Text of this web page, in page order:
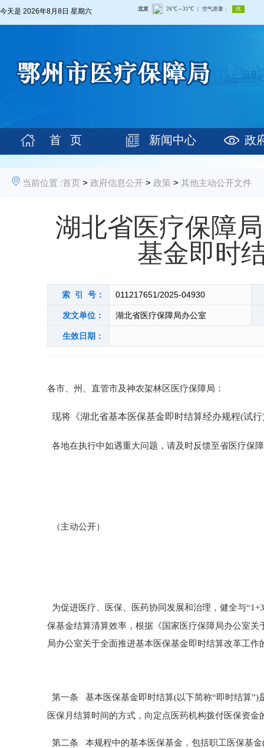
今天是 2026年8月8日 星期六
首 页 新闻中心 政
当前位置 :首页 > 政府信息公开 > 政策 > 其他主动公开文件
湖北省医疗保障
基金即时
索 引 号： 011217651/2025-04930
发文单位： 湖北省医疗保障局办公室
生效日期：
各市、州、直管市及神农架林区医疗保障局：
现将《湖北省基本医保基金即时结算经办规程(试
各地在执行中如遇重大问题，请及时反馈至省医疗保
（主动公开）
为促进医疗、医保、医药协同发展和治理，健全与
保基金结算清算效率，根据《国家医疗保障局办公室关
局办公室关于全面推进基本医保基金即时结算改革工作
第一条 基本医保基金即时结算(以下简称“即时结算”)
医保月结算时间的方式，向定点医药机构拨付医保资金
第二条 本规程中的基本医保基金，包括职工医保基金